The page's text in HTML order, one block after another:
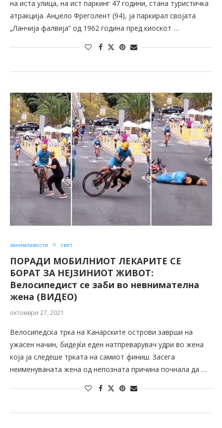
на иста улица, на ист паркинг 47 години, стана туристичка
атракција. Анџело Фреголент (94), ја паркирал својата
„Ланчија фалвија“ од 1962 година пред киоскот …
занимливости свет
ПОРАДИ МОБИЛНИОТ ЛЕКАРИТЕ СЕ
БОРАТ ЗА НЕЈЗИНИОТ ЖИВОТ:
Велосипедист се заби во невнимателна
жена (ВИДЕО)
октомври 27, 2021
Велосипедска трка на Канарските острови заврши на
ужасен начин, бидејќи еден натпреварувач удри во жена
која ја следеше трката на самиот финиш. Засега
неименуваната жена од непозната причина почнала да …